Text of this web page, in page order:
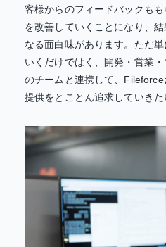
客様からのフィードバックも
を改善していくことになり、
なる面白味があります。ただ
いくだけではく、開発・営業
のチームと連携して、
提供をとことん追求していきた